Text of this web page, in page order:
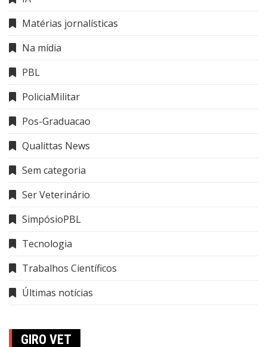
Matérias jornalísticas
Na mídia
PBL
PoliciaMilitar
Pos-Graduacao
Qualittas News
Sem categoria
Ser Veterinário
SimpósioPBL
Tecnologia
Trabalhos Científicos
Últimas notícias
GIRO VET